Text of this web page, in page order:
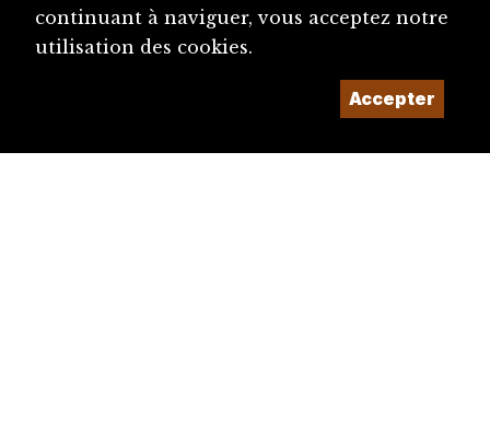
continuant à naviguer, vous acceptez notre
utilisation des cookies.
Accepter